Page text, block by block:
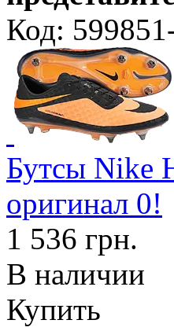
Код:
Бутсы Nike
оригинал 0!
1 536 грн.
В наличии
Купить